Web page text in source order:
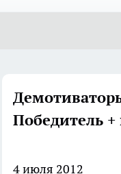
Победитель +
4 июля 2012